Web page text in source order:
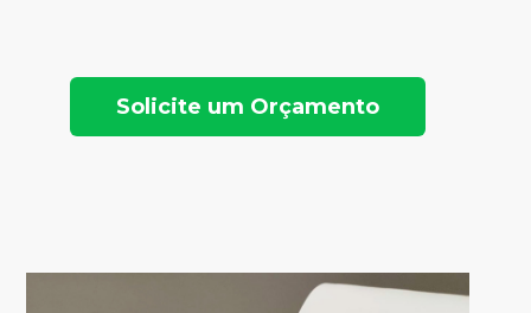
Solicite um Orçamento